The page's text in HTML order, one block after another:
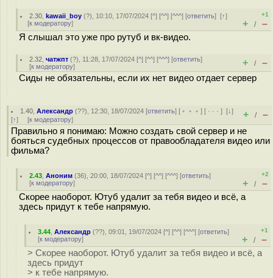
2.30 ,kawaii_boy (?), 10:10, 17/07/2024 [^] [^^] [^^^] [ответить][↑]
[к модератору]
+1
+ / –
Я слышал это уже про рутуб и вк-видео.
2.32 ,чатжпт (?), 11:28, 17/07/2024 [^] [^^] [^^^] [ответить]
[к модератору] + / –
Сиды не обязательны, если их нет видео отдает сервер
1.40 ,Александр (??), 12:30, 18/07/2024 [ответить] [ ﹢﹢﹢] [ · · ·][↓]
[↑] [к модератору] + / –
Правильно я понимаю: Можно создать свой сервер и не
бояться судебных процессов от правообладателя видео или
фильма?
2.43 ,Аноним (36), 20:00, 18/07/2024 [^] [^^] [^^^] [ответить]
[к модератору]
+2
+ / –
Скорее наоборот. Ютуб удалит за тебя видео и всё, а
здесь придут к тебе напрямую.
3.44 ,Александр (??), 09:01, 19/07/2024 [^] [^^] [^^^] [ответить]
[к модератору]
+1
+ / –
> Скорее наоборот. Ютуб удалит за тебя видео и всё, а
здесь придут
> к тебе напрямую.